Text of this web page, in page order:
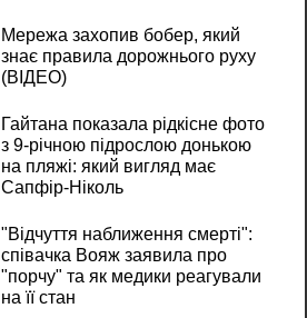
Мережа захопив бобер, який
знає правила дорожнього руху
(ВІДЕО)
Гайтана показала рідкісне фото
з 9-річною підрослою донькою
на пляжі: який вигляд має
Сапфір-Ніколь
"Відчуття наближення смерті":
співачка Вояж заявила про
"порчу" та як медики реагували
на її стан